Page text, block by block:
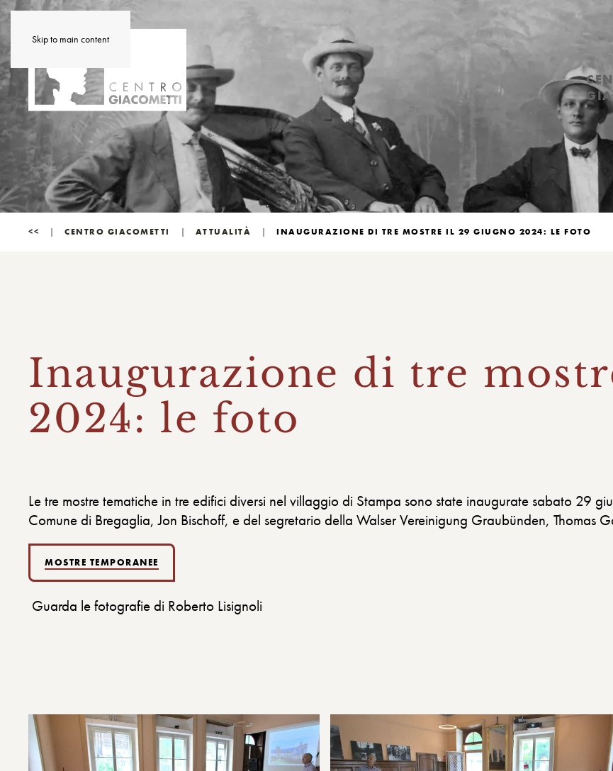
Skip to main content
<< CENTRO GIACOMETTI ATTUALITÀ INAUGURAZIONE DI TRE MOSTRE IL 29 GIUGNO 2024: LE FOTO
Inaugurazione di tre
2024: le foto
Le tre mostre tematiche in tre edifici diversi nel villaggio di Stampa sono state inaugurate sabato 29
Comune di Bregaglia, Jon Bischoff, e del segretario della Walser Vereinigung Graubünden, Thomas
MOSTRE TEMPORANEE
Guarda le fotografie di Roberto Lisignoli